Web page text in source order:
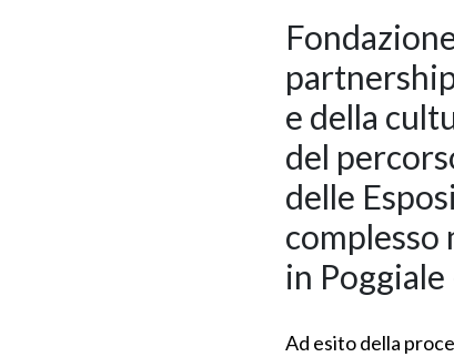
e della
del
delle
complesso
in
Ad esito della